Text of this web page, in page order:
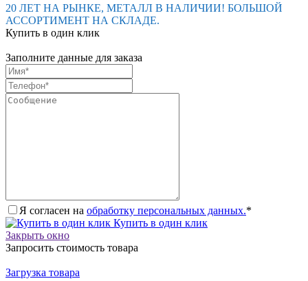
20 ЛЕТ НА РЫНКЕ, МЕТАЛЛ В НАЛИЧИИ! БОЛЬШОЙ
АССОРТИМЕНТ НА СКЛАДЕ.
Купить в один клик
Заполните данные для заказа
Я согласен на обработку персональных данных.*
Купить в один клик
Закрыть окно
Запросить стоимость товара
Загрузка товара